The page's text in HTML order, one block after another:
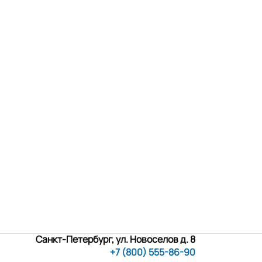
Санкт-Петербург, ул. Новоселов д. 8
+7 (800) 555-86-90